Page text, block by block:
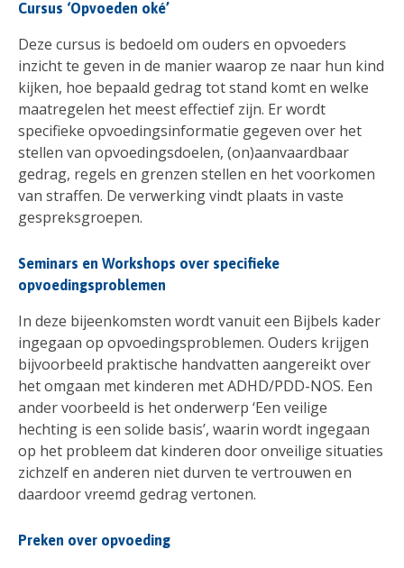
Cursus ‘Opvoeden oké’
Deze cursus is bedoeld om ouders en opvoeders
inzicht te geven in de manier waarop ze naar hun kind
kijken, hoe bepaald gedrag tot stand komt en welke
maatregelen het meest effectief zijn. Er wordt
specifieke opvoedingsinformatie gegeven over het
stellen van opvoedingsdoelen, (on)aanvaardbaar
gedrag, regels en grenzen stellen en het voorkomen
van straffen. De verwerking vindt plaats in vaste
gespreksgroepen.
Seminars en Workshops over specifieke
opvoedingsproblemen
In deze bijeenkomsten wordt vanuit een Bijbels kader
ingegaan op opvoedingsproblemen. Ouders krijgen
bijvoorbeeld praktische handvatten aangereikt over
het omgaan met kinderen met ADHD/PDD-NOS. Een
ander voorbeeld is het onderwerp ‘Een veilige
hechting is een solide basis’, waarin wordt ingegaan
op het probleem dat kinderen door onveilige situaties
zichzelf en anderen niet durven te vertrouwen en
daardoor vreemd gedrag vertonen.
Preken over opvoeding